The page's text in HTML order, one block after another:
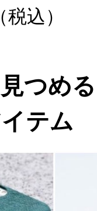
込）
つめ
テム